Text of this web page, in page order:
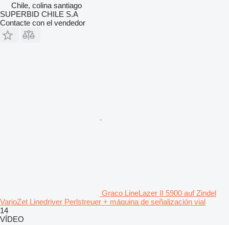
Chile, colina santiago
SUPERBID CHILE S.A
Contacte con el vendedor
Graco LineLazer II 5900 auf Zindel
VarioZet Linedriver Perlstreuer + máquina de señalización vial
14
VÍDEO